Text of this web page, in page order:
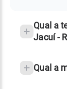
Qual a
Jacuí -
Qual a